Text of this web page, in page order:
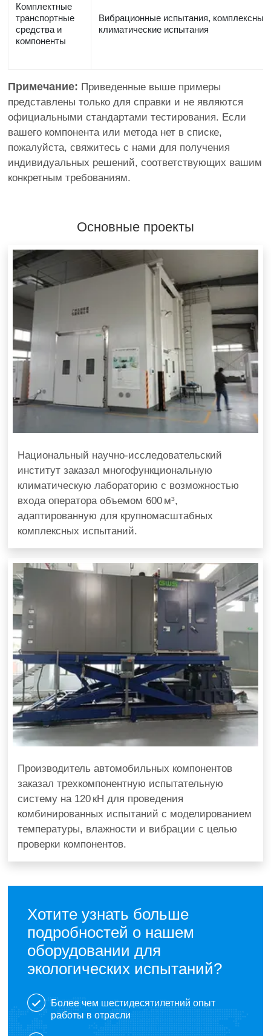
Комплектные
транспортные
средства и
компоненты
Вибрационные испытания, комплексные
климатические испытания
Примечание: Приведенные выше примеры
представлены только для справки и не являются
официальными стандартами тестирования. Если
вашего компонента или метода нет в списке,
пожалуйста, свяжитесь с нами для получения
индивидуальных решений, соответствующих вашим
конкретным требованиям.
Основные проекты
Национальный научно-исследовательский
институт заказал многофункциональную
климатическую лабораторию с возможностью
входа оператора объемом 600 м³,
адаптированную для крупномасштабных
комплексных испытаний.
Производитель автомобильных компонентов
заказал трехкомпонентную испытательную
систему на 120 кН для проведения
комбинированных испытаний с моделированием
температуры, влажности и вибрации с целью
проверки компонентов.
Хотите узнать больше
подробностей о нашем
оборудовании для
экологических испытаний?
Более чем шестидесятилетний опыт
работы в отрасли